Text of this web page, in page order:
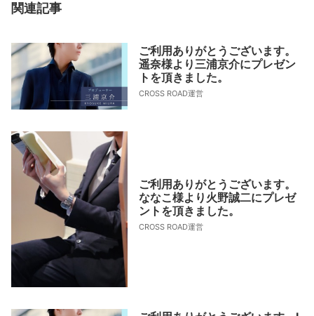
関連記事
ご利用ありがとうございます。
遥奈様より三浦京介にプレゼン
トを頂きました。
CROSS ROAD運営
ご利用ありがとうございます。
ななこ様より火野誠二にプレゼ
ントを頂きました。
CROSS ROAD運営